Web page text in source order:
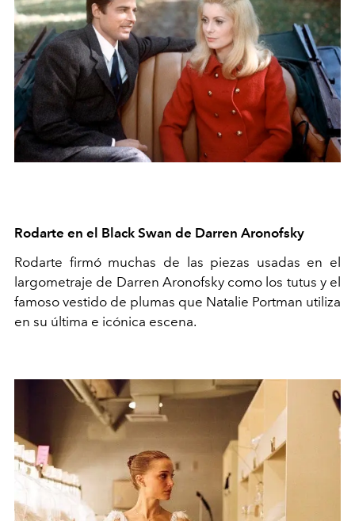
Rodarte en el Black Swan de Darren Aronofsky
Rodarte firmó muchas de las piezas usadas en el
largometraje de Darren Aronofsky como los tutus y el
famoso vestido de plumas que Natalie Portman utiliza
en su última e icónica escena.